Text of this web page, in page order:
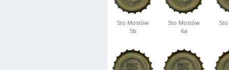
Sto Mostów
5b
Sto Mostów
6a